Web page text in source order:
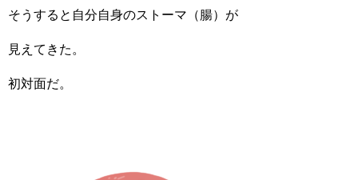
そうすると自分自身のストーマ（腸）が
見えてきた。
初対面だ。